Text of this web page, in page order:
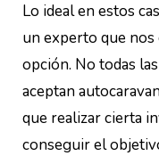
Lo ideal en estos
un experto que
opción. No todas
aceptan
que realizar cierta
conseguir el